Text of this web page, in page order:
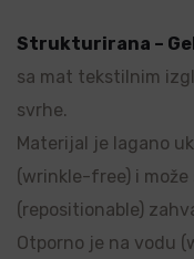
Strukturirana –
sa mat tekstilnim
svrhe.
Materijal je lagano
(wrinkle-free) i
(repositionable)
Otporno je na vodu